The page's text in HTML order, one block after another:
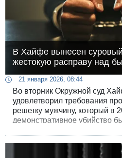
В Хайфе вынесен
жестокую расправу над
21 января 2026, 08:44
Во вторник Окружной суд
удовлетворил требования
решетку мужчину, который в
демонстративное убийство